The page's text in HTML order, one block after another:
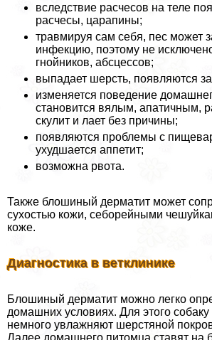
вследствие расчесов на теле
расчесы, царапины;
травмируя сам себя, пес может
инфекцию, поэтому не
гнойников, абсцессов;
выпадает шерсть, появляются
изменяется поведение
становится вялым, апатичным,
скулит и лает без причины;
появляются проблемы с
ухудшается аппетит;
возможна рвота.
Также блошиный дерматит может
сухостью кожи, себорейными
коже.
Диагностика в ветклинике
Блошиный дерматит можно легко
домашних условиях. Для этого
немного увлажняют шерстяной
Далее домашнего питомца ставят на